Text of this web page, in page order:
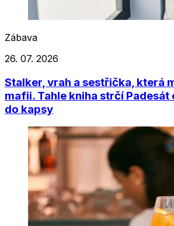
Zábava
26. 07. 2026
Stalker, vrah a sestřička, která
mafii. Tahle kniha strčí
do kapsy